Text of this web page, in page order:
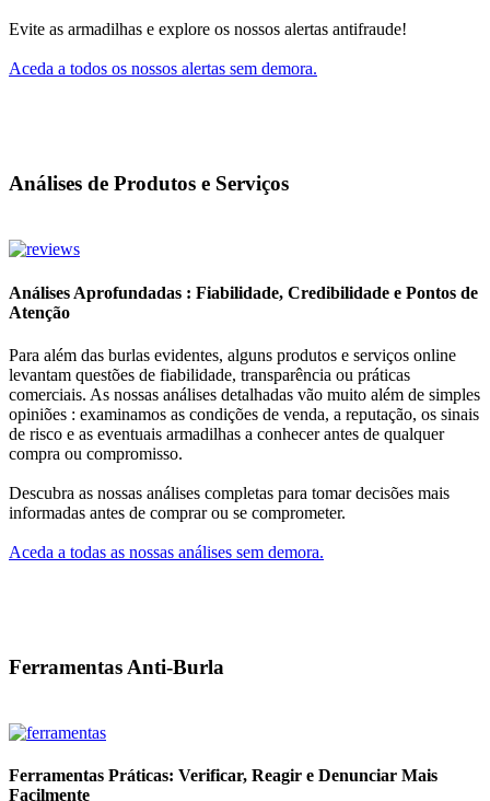
Evite as armadilhas e explore os nossos alertas antifraude!
Aceda a todos os nossos alertas sem demora.
Análises de Produtos e Serviços
Análises Aprofundadas : Fiabilidade, Credibilidade e Pontos de
Atenção
Para além das burlas evidentes, alguns produtos e serviços online
levantam questões de fiabilidade, transparência ou práticas
comerciais. As nossas análises detalhadas vão muito além de simples
opiniões : examinamos as condições de venda, a reputação, os sinais
de risco e as eventuais armadilhas a conhecer antes de qualquer
compra ou compromisso.
Descubra as nossas análises completas para tomar decisões mais
informadas antes de comprar ou se comprometer.
Aceda a todas as nossas análises sem demora.
Ferramentas Anti-Burla
Ferramentas Práticas: Verificar, Reagir e Denunciar Mais
Facilmente